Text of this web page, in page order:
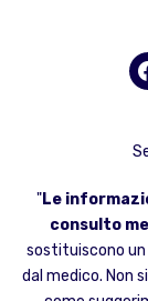
"Le
consulto
sostituiscono
dal medico. Non